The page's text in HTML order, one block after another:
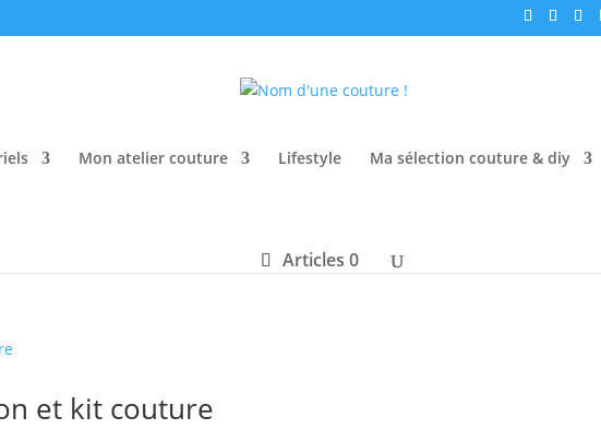
Mon atelier couture Lifestyle Ma sélection couture & diy
Articles 0
et kit couture